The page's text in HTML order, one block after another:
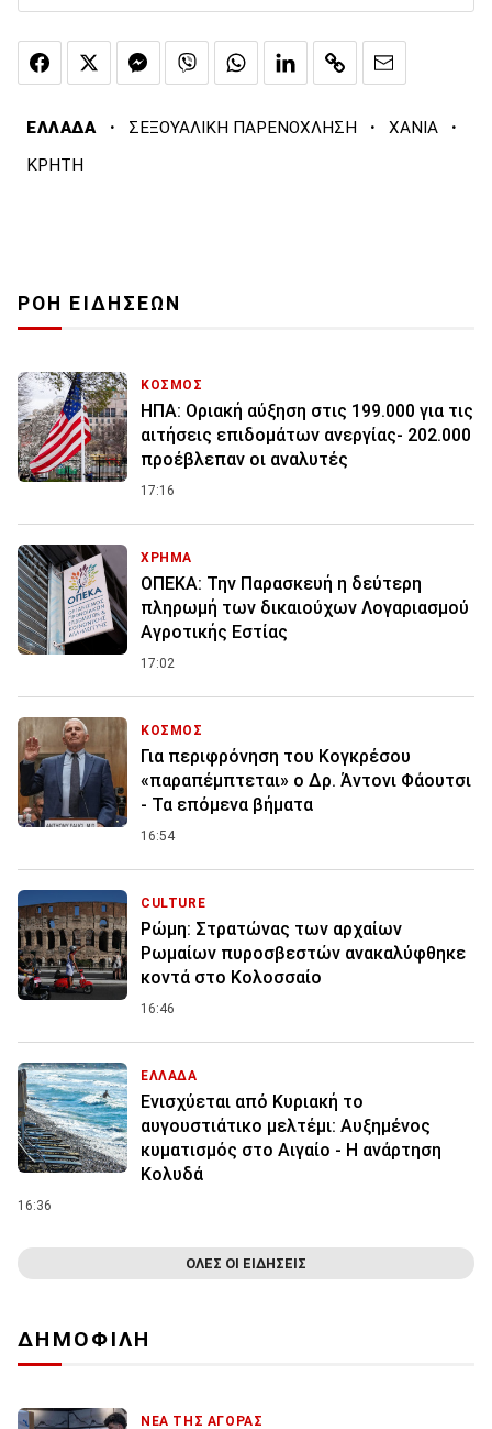
ΕΛΛΑΔΑ · ΣΕΞΟΥΑΛΙΚΗ ΠΑΡΕΝΟΧΛΗΣΗ · ΧΑΝΙΑ ·
ΚΡΗΤΗ
ΡΟΗ ΕΙΔΗΣΕΩΝ
ΚΟΣΜΟΣ
ΗΠΑ: Οριακή αύξηση στις 199.000 για τις
αιτήσεις επιδομάτων ανεργίας- 202.000
προέβλεπαν οι αναλυτές
17:16
ΧΡΗΜΑ
ΟΠΕΚΑ: Την Παρασκευή η δεύτερη
πληρωμή των δικαιούχων Λογαριασμού
Αγροτικής Εστίας
17:02
ΚΟΣΜΟΣ
Για περιφρόνηση του Κογκρέσου
«παραπέμπτεται» ο Δρ. Άντονι Φάουτσι
- Τα επόμενα βήματα
16:54
CULTURE
Ρώμη: Στρατώνας των αρχαίων
Ρωμαίων πυροσβεστών ανακαλύφθηκε
κοντά στο Κολοσσαίο
16:46
ΕΛΛΑΔΑ
Ενισχύεται από Κυριακή το
αυγουστιάτικο μελτέμι: Αυξημένος
κυματισμός στο Αιγαίο - Η ανάρτηση
Κολυδά
16:36
ΟΛΕΣ ΟΙ ΕΙΔΗΣΕΙΣ
ΔΗΜΟΦΙΛΗ
ΝΕΑ ΤΗΣ ΑΓΟΡΑΣ